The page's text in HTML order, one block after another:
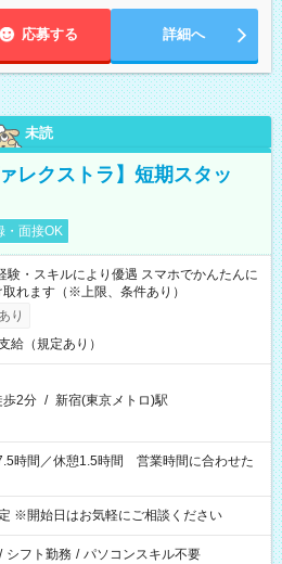
応募する 詳細へ
未読
レクストラ】短期スタッ
・面接OK
・スキルにより優遇 スマホでかんたんに
れます（※上限、条件あり）
り
給（規定あり）
歩2分 / 新宿(東京メトロ)駅
※開始日はお気軽にご相談ください
/ シフト勤務 / パソコンスキル不要